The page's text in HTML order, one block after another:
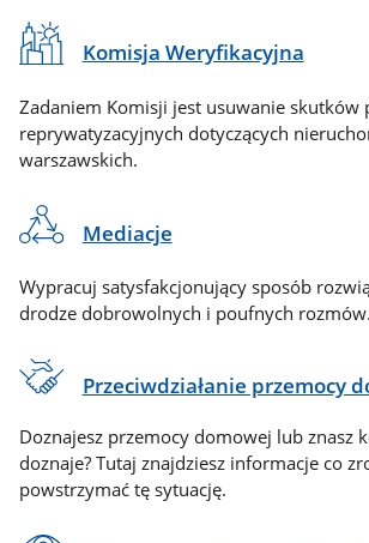
Komisja Weryfikacyjna
Zadaniem Komisji jest usuwanie skutków
reprywatyzacyjnych dotyczących
warszawskich.
Mediacje
Wypracuj satysfakcjonujący sposób
drodze dobrowolnych i poufnych rozmów.
Przeciwdziałanie przemocy
Doznajesz przemocy domowej lub znasz
doznaje? Tutaj znajdziesz informacje co
powstrzymać tę sytuację.